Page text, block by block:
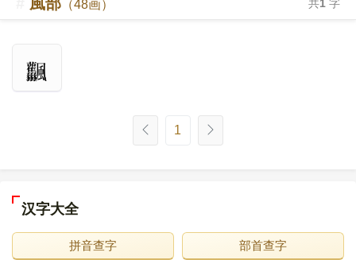
（48画） 共1 字
1
汉字大全
拼音查字 部首查字